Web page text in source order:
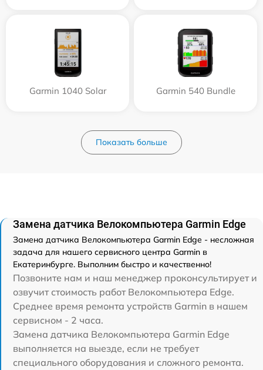
Garmin 1040 Solar Garmin 540 Bundle
Показать больше
Замена датчика Велокомпьютера Garmin Edge
Замена датчика Велокомпьютера Garmin Edge - несложная
задача для нашего сервисного центра Garmin в
Екатеринбурге. Выполним быстро и качественно!
Позвоните нам и наш менеджер проконсультирует и
озвучит стоимость работ Велокомпьютера Edge.
Среднее время ремонта устройств Garmin в нашем
сервисном - 2 часа.
Замена датчика Велокомпьютера Garmin Edge
выполняется на выезде, если не требует
специального оборудования и сложного ремонта.